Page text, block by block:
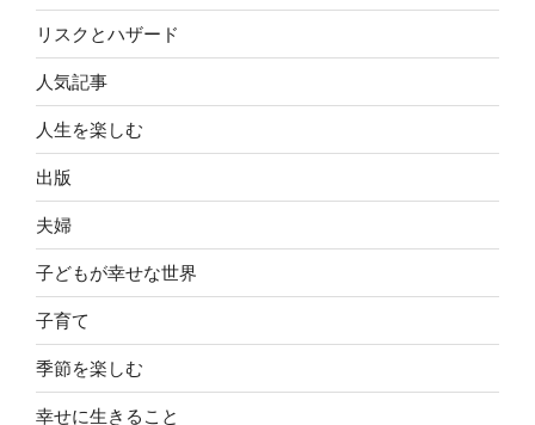
リスクとハザード
人気記事
人生を楽しむ
出版
夫婦
子どもが幸せな世界
子育て
季節を楽しむ
幸せに生きること